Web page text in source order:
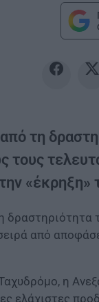
τη
από
η
ελάχιστες